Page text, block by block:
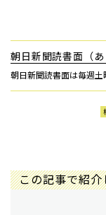
朝日新聞読書面（あ
朝日新聞読書面は毎週土
この記事で紹介